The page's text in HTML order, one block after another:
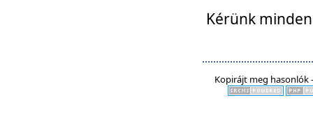
Kérünk
Kopirájt meg hasonlók